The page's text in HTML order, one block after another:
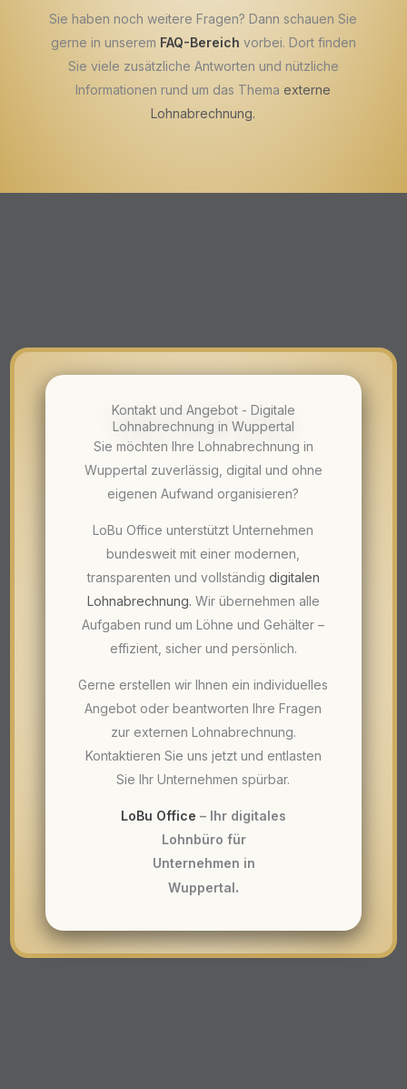
Sie haben noch weitere Fragen? Dann schauen Sie
gerne in unserem FAQ-Bereich vorbei. Dort finden
Sie viele zusätzliche Antworten und nützliche
Informationen rund um das Themaexterne
Lohnabrechnung.
Kontakt und Angebot - Digitale
Lohnabrechnung in Wuppertal
Sie möchten Ihre Lohnabrechnung in
Wuppertal zuverlässig, digital und ohne
eigenen Aufwand organisieren?
LoBu Office unterstützt Unternehmen
bundesweit mit einer modernen,
transparenten und vollständig digitalen
Lohnabrechnung. Wir übernehmen alle
Aufgaben rund um Löhne und Gehälter –
effizient, sicher und persönlich.
Gerne erstellen wir Ihnen ein individuelles
Angebot oder beantworten Ihre Fragen
zur externen Lohnabrechnung.
Kontaktieren Sie uns jetzt und entlasten
Sie Ihr Unternehmen spürbar.
LoBu Office – Ihr digitales
Lohnbüro für
Unternehmen in
Wuppertal.